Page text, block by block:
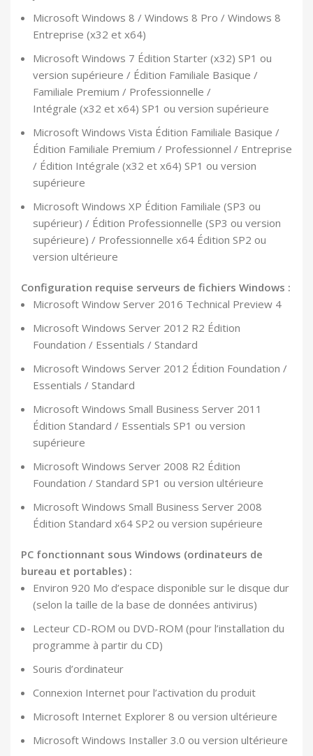
Microsoft Windows 8 / Windows 8 Pro / Windows 8
Entreprise (x32 et x64)
Microsoft Windows 7 Édition Starter (x32) SP1 ou
version supérieure / Édition Familiale Basique /
Familiale Premium / Professionnelle /
Intégrale (x32 et x64) SP1 ou version supérieure
Microsoft Windows Vista Édition Familiale Basique /
Édition Familiale Premium / Professionnel / Entreprise
/ Édition Intégrale (x32 et x64) SP1 ou version
supérieure
Microsoft Windows XP Édition Familiale (SP3 ou
supérieur) / Édition Professionnelle (SP3 ou version
supérieure) / Professionnelle x64 Édition SP2 ou
version ultérieure
Configuration requise serveurs de fichiers Windows :
Microsoft Window Server 2016 Technical Preview 4
Microsoft Windows Server 2012 R2 Édition
Foundation / Essentials / Standard
Microsoft Windows Server 2012 Édition Foundation /
Essentials / Standard
Microsoft Windows Small Business Server 2011
Édition Standard / Essentials SP1 ou version
supérieure
Microsoft Windows Server 2008 R2 Édition
Foundation / Standard SP1 ou version ultérieure
Microsoft Windows Small Business Server 2008
Édition Standard x64 SP2 ou version supérieure
PC fonctionnant sous Windows (ordinateurs de
bureau et portables) :
Environ 920 Mo d’espace disponible sur le disque dur
(selon la taille de la base de données antivirus)
Lecteur CD-ROM ou DVD-ROM (pour l’installation du
programme à partir du CD)
Souris d’ordinateur
Connexion Internet pour l’activation du produit
Microsoft Internet Explorer 8 ou version ultérieure
Microsoft Windows Installer 3.0 ou version ultérieure